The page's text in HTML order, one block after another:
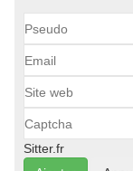
Sitter.fr